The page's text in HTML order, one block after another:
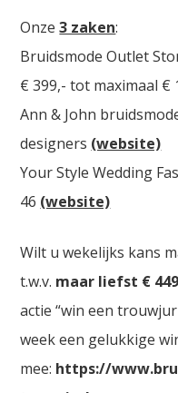
Onze3 zaken:
Bruidsmode Outlet
€ 399,- tot maximaal €
Ann & John
designers (website)
Your Style Wedding
46 (website)
Wilt u wekelijks kans
t.w.v. maar liefst €
actie “win een
week een gelukkige
mee: https://